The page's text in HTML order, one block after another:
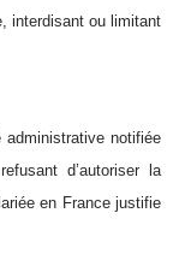
interdisant ou limitant
administrative notifiée
d’autoriser la
en France justifie